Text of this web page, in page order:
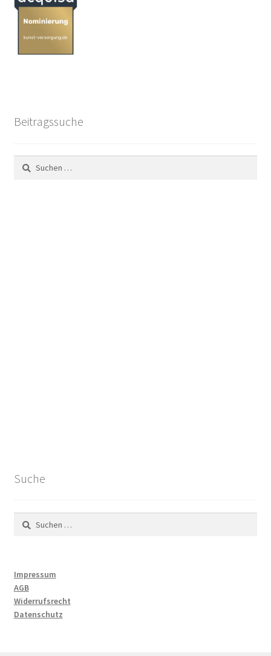
Beitragssuche
Suchen
nach:
Suche
Suchen
nach:
Impressum
AGB
Widerrufsrecht
Datenschutz